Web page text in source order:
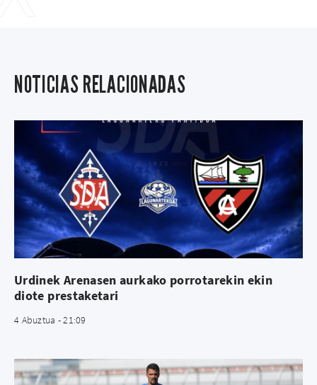
NOTICIAS RELACIONADAS
Urdinek Arenasen aurkako porrotarekin ekin
diote prestaketari
4 Abuztua - 21:09